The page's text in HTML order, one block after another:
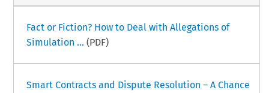
Fact or Fiction? How to Deal with Allegations of
Simulation ... (PDF)
Smart Contracts and Dispute Resolution – A Chance